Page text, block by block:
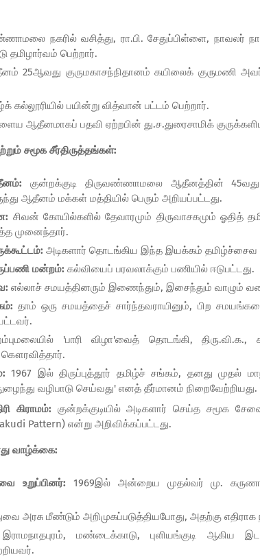
நகரில் வசித்து, ரா.பி. சேதுப்பிள்ளை, நாவலர்
தமிழார்வம் பெற்றார்.
25ஆவது குருமகாசந்நிதானம் கயிலைக் குருமணி
கல்லூரியில் பயின்று வித்வான் பட்டம் பெற்றார்.
ஆதீனமாகப் பதவி ஏற்றபின் து.ச.துரைசாமிக்
சமூக சீர்திருத்தங்கள்:
குன்றக்குடி திருவண்ணாமலை ஆதீனத்தின் 45வது
ஆதீனம் மக்கள் மத்தியில் பெரும் அறியப்பட்டது.
சிவன் கோயில்களில் தேவாரமும் திருவாசகமும் ஓதித்
முனைந்தார்.
அடிகளார் தொடங்கிய இந்த இயக்கம் தமிழ்ச்சைவ
மன்றம்: கல்வியைப் பரவலாக்கும் பணியில் ஈடுபட்டது.
எல்லாச் சமயத்தினரும் இணைந்தும், இசைந்தும் வாழும்
தாம் ஒரு சமயத்தைச் சார்ந்தவராயினும், பிற
'பாரி விழா'வைத் தொடங்கி,
கௌரவித்தார்.
1967 இல்திருப்புத்தூர் தமிழ்ச் சங்கம், தனது முதல்
வழிபாடு செய்வது' எனத் தீர்மானம் நிறைவேற்றியது.
கிராமம்: குன்றக்குடியில் அடிகளார் செய்த சமூக
Pattern) என்று அறிவிக்கப்பட்டது.
வாழ்க்கை:
உறுப்பினர்: 1969இல் அன்றைய முதல்வர் மு.
அரசு மீண்டும் அறிமுகப்படுத்தியபோது, அதற்கு எதிராக
மண்டைக்காடு, புளியங்குடி ஆகிய